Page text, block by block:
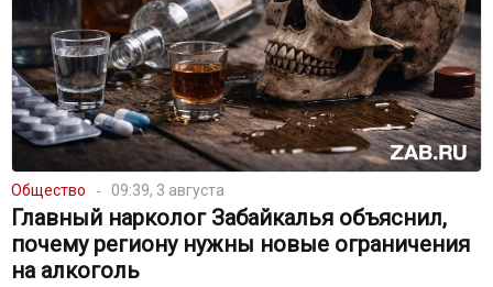
Общество 09:39, 3 августа
Главный нарколог Забайкалья объяснил,
почему региону нужны новые ограничения
на алкоголь